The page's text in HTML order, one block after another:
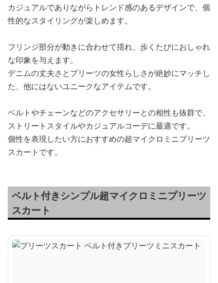
カジュアルでありながらトレンド感のあるデザインで、個
性的なスタイリングが楽しめます。
フリンジ部分が動きに合わせて揺れ、歩くたびにおしゃれ
な印象を与えます。
デニムの丈夫さとプリーツの女性らしさが絶妙にマッチし
た、他にはないユニークなアイテムです。
ベルトやチェーンなどのアクセサリーとの相性も抜群で、
ストリートスタイルやカジュアルコーデに最適です。
個性を表現したい方におすすめの超マイクロミニプリーツ
スカートです。
ベルト付きシンプル超マイクロミニプリーツ
スカート